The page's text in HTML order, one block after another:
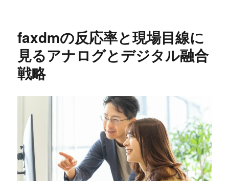
ー
faxdmの反応率と現場目線に
見るアナログとデジタル融合
戦略